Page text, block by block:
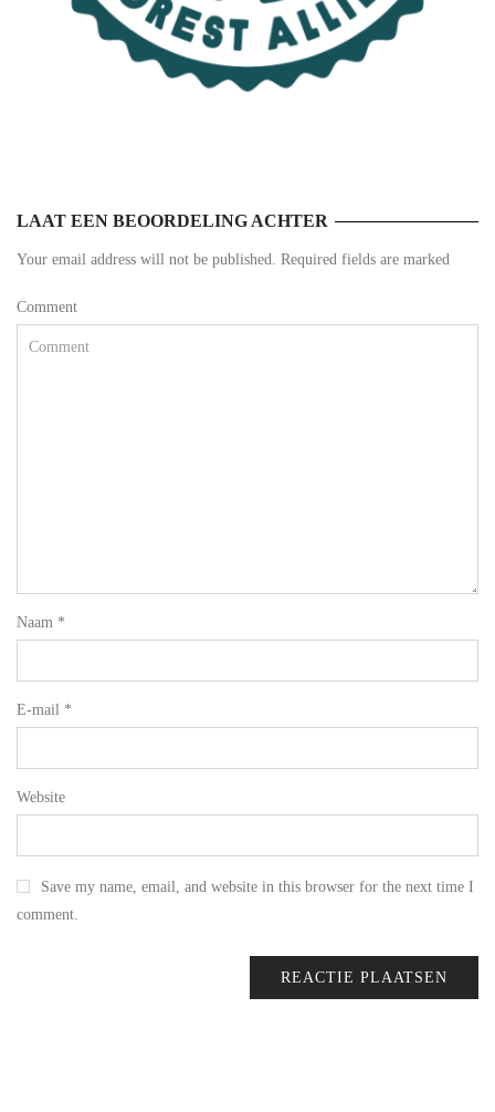
LAAT EEN BEOORDELING ACHTER
Your email address will not be published. Required fields are marked
Comment
Naam *
E-mail *
Website
Save my name, email, and website in this browser for the next time I
comment.